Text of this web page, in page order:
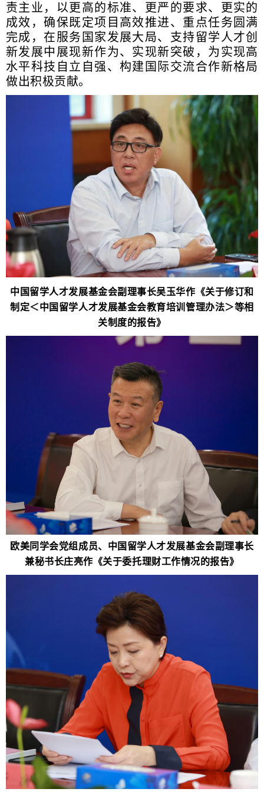
责主业，以更高的标准、更严的要求、更实的
成效，确保既定项目高效推进、重点任务圆满
完成，在服务国家发展大局、支持留学人才创
新发展中展现新作为、实现新突破，为实现高
水平科技自立自强、构建国际交流合作新格局
做出积极贡献。
中国留学人才发展基金会副理事长吴玉华作《关于修订和
制定＜中国留学人才发展基金会教育培训管理办法＞等相
关制度的报告》
欧美同学会党组成员、中国留学人才发展基金会副理事长
兼秘书长庄亮作《关于委托理财工作情况的报告》